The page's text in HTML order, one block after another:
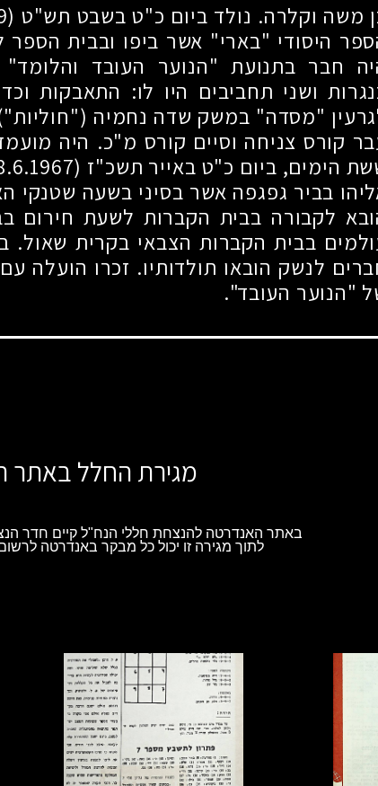
משה וקלרה. נולד ביום כ"ט בשבט תש"ט (28.2.1949)
היסודי "בארי" אשר ביפו ובבית
חבר בתנועת "הנוער העובד
ושני תחביבים היו לו: התאבקות
"מסדה" במשק שדה נחמיה
קורס צניחה וסיים קורס מ"כ. היה
הימים, ביום כ"ט באייר תשכ"ז (8.6.1967)
בביר גפגפה אשר בסיני בשעה שטנקי
לקבורה בבית הקברות לשעת חירום
בבית הקברות הצבאי בקרית
לנשק הובאו תולדותיו. זכרו הועלה
"הנוער העובד".
מגירת החלל באתר
באתר האנדרטה להנצחת חללי הנח"ל קיים חדר
לתוך מגירה זו יכול כל מבקר באנדרטה